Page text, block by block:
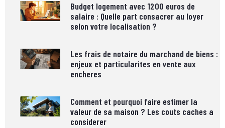
Budget logement avec 1200 euros de
salaire : Quelle part consacrer au loyer
selon votre localisation ?
Les frais de notaire du marchand de biens :
enjeux et particularites en vente aux
encheres
Comment et pourquoi faire estimer la
valeur de sa maison ? Les couts caches a
considerer